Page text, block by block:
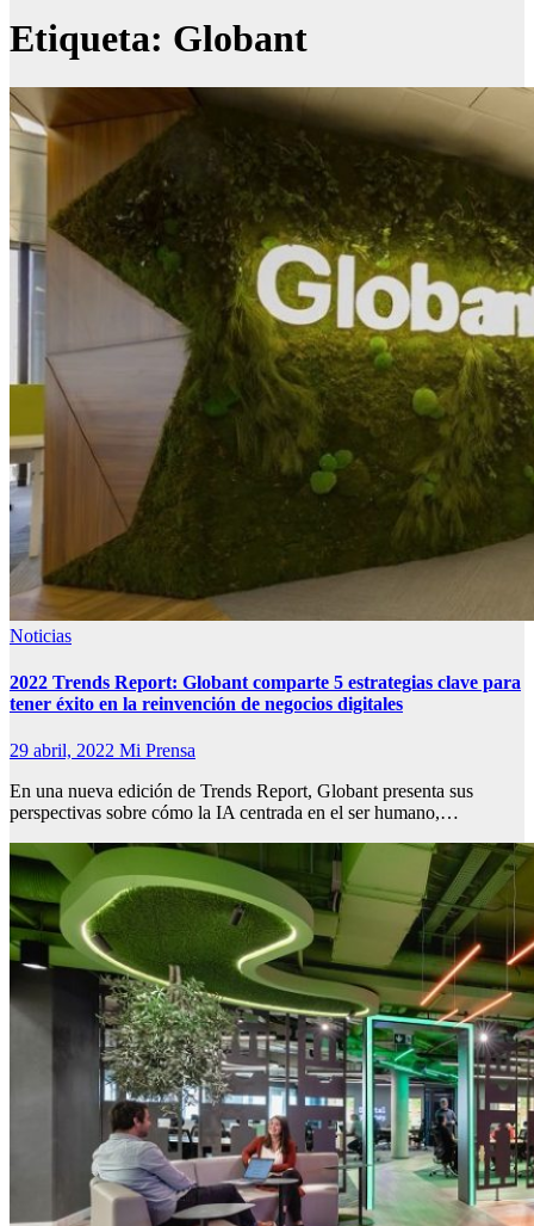
Etiqueta: Globant
Noticias
2022 Trends Report: Globant comparte 5 estrategias clave para
tener éxito en la reinvención de negocios digitales
29 abril, 2022 Mi Prensa
En una nueva edición de Trends Report, Globant presenta sus
perspectivas sobre cómo la IA centrada en el ser humano,…